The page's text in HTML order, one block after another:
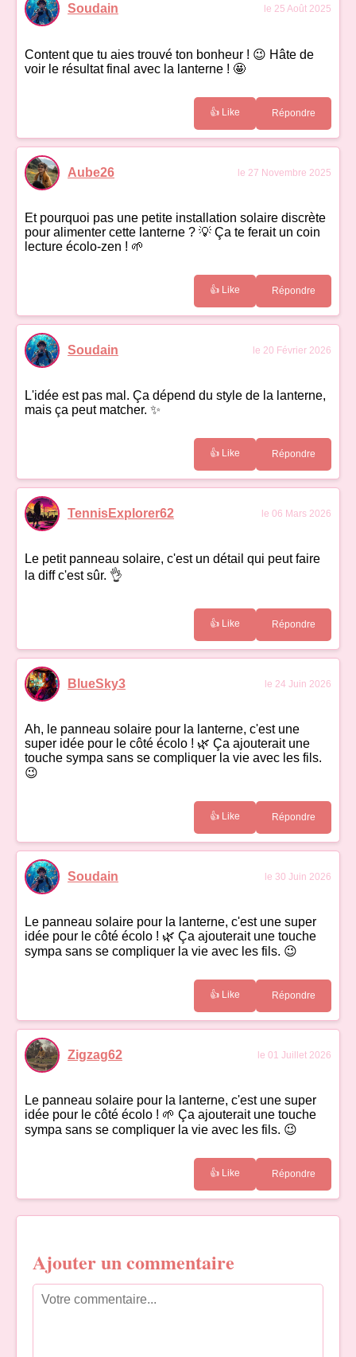
Soudain le 25 Août 2025
Content que tu aies trouvé ton bonheur ! 😉 Hâte de
voir le résultat final avec la lanterne ! 🤩
👍 Like Répondre
Aube26 le 27 Novembre 2025
Et pourquoi pas une petite installation solaire discrète
pour alimenter cette lanterne ? 💡 Ça te ferait un coin
lecture écolo-zen ! 🌱
👍 Like Répondre
Soudain le 20 Février 2026
L'idée est pas mal. Ça dépend du style de la lanterne,
mais ça peut matcher. ✨
👍 Like Répondre
TennisExplorer62 le 06 Mars 2026
Le petit panneau solaire, c'est un détail qui peut faire
la diff c'est sûr. 👌
👍 Like Répondre
BlueSky3 le 24 Juin 2026
Ah, le panneau solaire pour la lanterne, c'est une
super idée pour le côté écolo ! 🌿 Ça ajouterait une
touche sympa sans se compliquer la vie avec les fils.
😉
👍 Like Répondre
Soudain le 30 Juin 2026
Le panneau solaire pour la lanterne, c'est une super
idée pour le côté écolo ! 🌿 Ça ajouterait une touche
sympa sans se compliquer la vie avec les fils. 😉
👍 Like Répondre
Zigzag62 le 01 Juillet 2026
Le panneau solaire pour la lanterne, c'est une super
idée pour le côté écolo ! 🌱 Ça ajouterait une touche
sympa sans se compliquer la vie avec les fils. 😉
👍 Like Répondre
Ajouter un commentaire